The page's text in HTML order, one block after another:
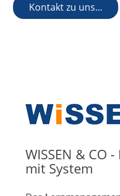
Kontakt zu uns...
WISSEN & CO
mit System